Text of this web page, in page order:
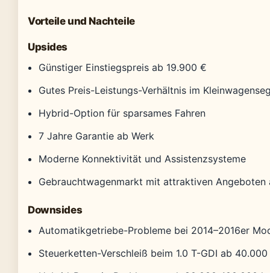
Vorteile und Nachteile
Upsides
Günstiger Einstiegspreis ab 19.900 €
Gutes Preis-Leistungs-Verhältnis im
Hybrid-Option für sparsames Fahren
7 Jahre Garantie ab Werk
Moderne Konnektivität und Assistenzsysteme
Gebrauchtwagenmarkt mit attraktiven Angeboten
Downsides
Automatikgetriebe-Probleme bei 2014–2016er
Steuerketten-Verschleiß beim 1.0 T-GDI ab